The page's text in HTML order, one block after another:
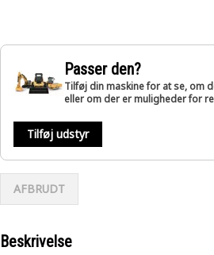
Passer den?
Tilføj din maskine for at se, om
eller om der er muligheder for
Tilføj udstyr
AFBRUDT
Beskrivelse